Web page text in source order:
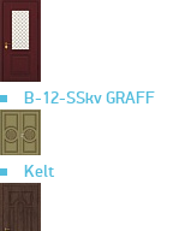
B-12-SSkv GRAFF
Kelt